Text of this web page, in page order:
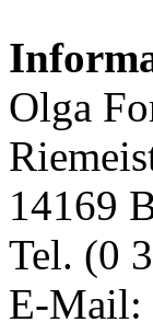
Olga
14169
Tel. (0
E-Mail: